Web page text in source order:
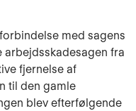
med sagens
arbejdsskadesagen fra
fjernelse af
til den gamle
blev efterfølgende